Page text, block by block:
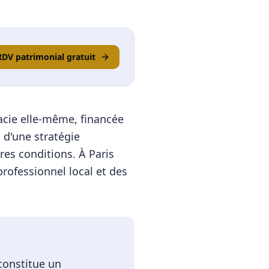
patrimonial gratuit
elle-même, financée
stratégie
conditions. À Paris
local et des
un